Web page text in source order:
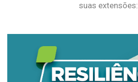
suas extensões: